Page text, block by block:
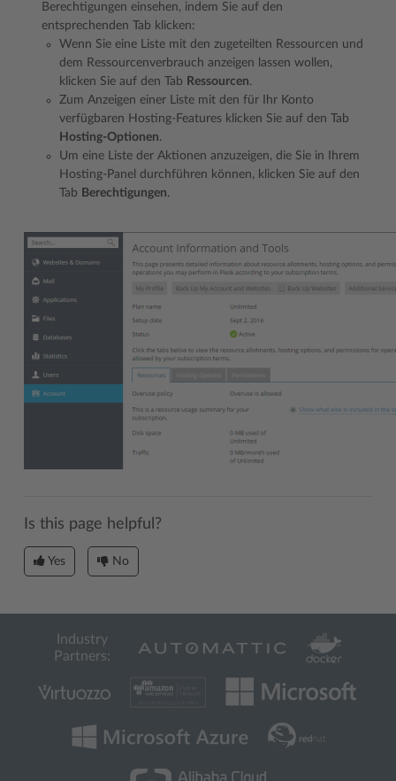
Berechtigungen einsehen, indem Sie auf den
entsprechenden Tab klicken:
Wenn Sie eine Liste mit den zugeteilten Ressourcen und
dem Ressourcenverbrauch anzeigen lassen wollen,
klicken Sie auf den Tab Ressourcen.
Zum Anzeigen einer Liste mit den für Ihr Konto
verfügbaren Hosting-Features klicken Sie auf den Tab
Hosting-Optionen.
Um eine Liste der Aktionen anzuzeigen, die Sie in Ihrem
Hosting-Panel durchführen können, klicken Sie auf den
Tab Berechtigungen.
Is this page helpful?
Yes No
Industry
Partners: